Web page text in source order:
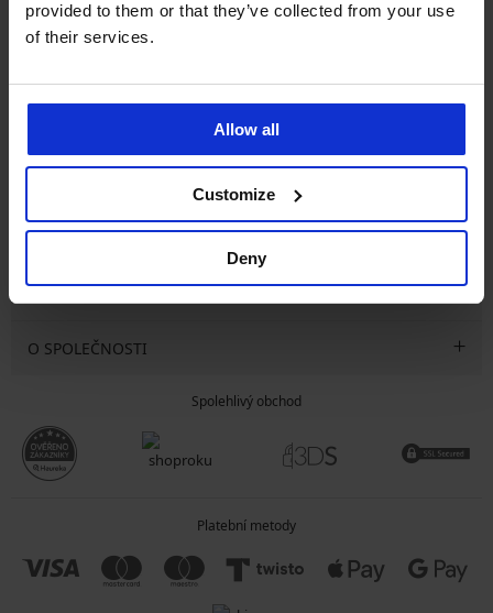
provided to them or that they’ve collected from your use
of their services.
Allow all
Customize
Deny
Newsletter
CHCI ODEBÍRAT
SLUŽBY ZÁKAZNÍKŮM
OBECNÉ INFORMACE
O SPOLEČNOSTI
Spolehlivý obchod
Platební metody